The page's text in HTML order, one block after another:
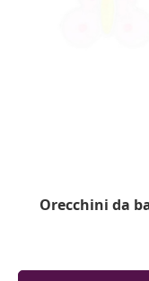
Orecchini da